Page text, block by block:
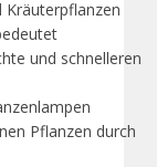
Kräuterpflanzen
und schnelleren
Pflanzen durch